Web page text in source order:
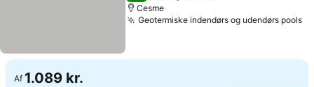
Cesme
Geotermiske indendørs og udendørs pools
Af 1.089 kr.